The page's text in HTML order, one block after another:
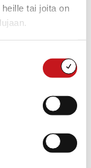
tai joita on
palvelujen
kunnilla
kuluihin.